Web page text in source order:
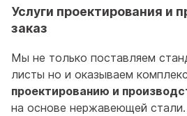
Услуги проектирования и
заказ
Мы не только поставляем
листы но и оказываем
проектированию и
на основе нержавеющей